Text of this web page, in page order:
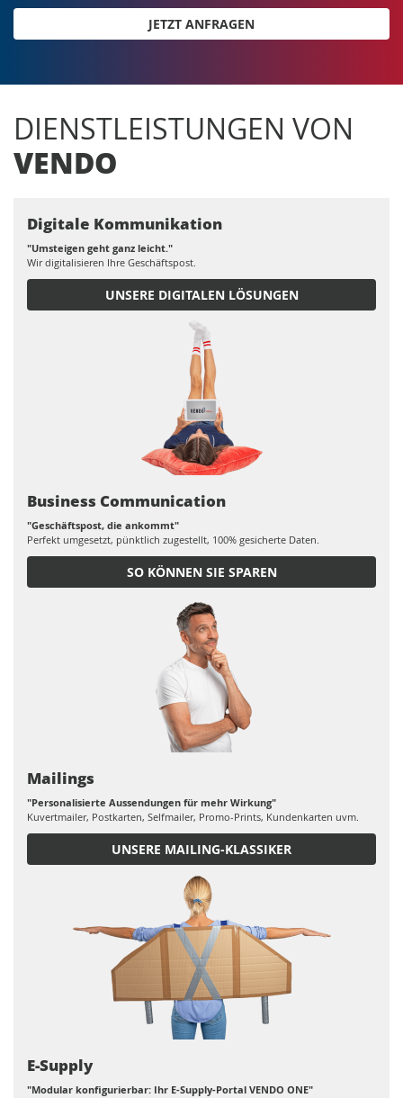
JETZT ANFRAGEN
DIENSTLEISTUNGEN VON
VENDO
Digitale Kommunikation
"Umsteigen geht ganz leicht."
Wir digitalisieren Ihre Geschäftspost.
UNSERE DIGITALEN LÖSUNGEN
Business Communication
"Geschäftspost, die ankommt"
Perfekt umgesetzt, pünktlich zugestellt, 100% gesicherte Daten.
SO KÖNNEN SIE SPAREN
Mailings
"Personalisierte Aussendungen für mehr Wirkung"
Kuvertmailer, Postkarten, Selfmailer, Promo-Prints, Kundenkarten uvm.
UNSERE MAILING-KLASSIKER
E-Supply
"Modular konfigurierbar: Ihr E-Supply-Portal VENDO ONE"